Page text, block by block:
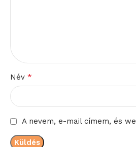
Név *
A nevem, e-mail címem, és